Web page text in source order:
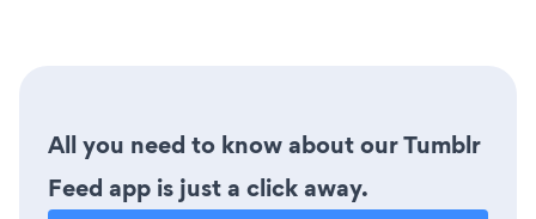
All you need to know about our Tumblr
Feed app is just a click away.